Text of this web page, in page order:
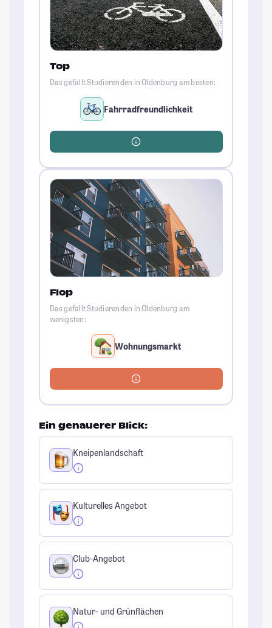
Top
Das gefällt Studierenden in Oldenburg am besten:
Fahrradfreundlichkeit
Flop
Das gefällt Studierenden in Oldenburg am
wenigsten:
Wohnungsmarkt
Ein genauerer Blick:
Kneipenlandschaft
Kulturelles Angebot
Club-Angebot
Natur- und Grünflächen